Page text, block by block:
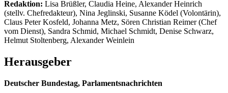
Redaktion: Lisa Brüßler, Claudia Heine, Alexander Heinrich
(stellv. Chefredakteur), Nina Jeglinski, Susanne Ködel (Volontärin),
Claus Peter Kosfeld, Johanna Metz, Sören Christian Reimer (Chef
vom Dienst), Sandra Schmid, Michael Schmidt, Denise Schwarz,
Helmut Stoltenberg, Alexander Weinlein
Herausgeber
Deutscher Bundestag, Parlamentsnachrichten